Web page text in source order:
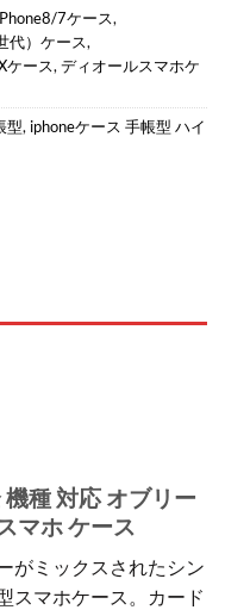
7ケース,
代）ケース,
ケース, ディオールスマホケ
型, iphoneケース 手帳型 ハイ
種 対応 オブリー
マホ ケース
がミックスされたシン
スマホケース。カード